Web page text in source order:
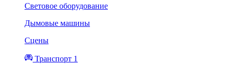
Световое оборудование
Дымовые машины
Сцены
Транспорт 1